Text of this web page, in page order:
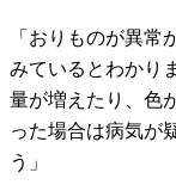
「おりものが異
みているとわかり
量が増えたり、色
った場合は病気が
う」